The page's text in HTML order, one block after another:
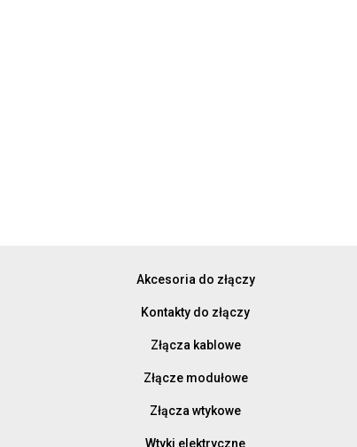
Akcesoria do złączy
Kontakty do złączy
Złącza kablowe
Złącze modułowe
Złącza wtykowe
Wtyki elektryczne